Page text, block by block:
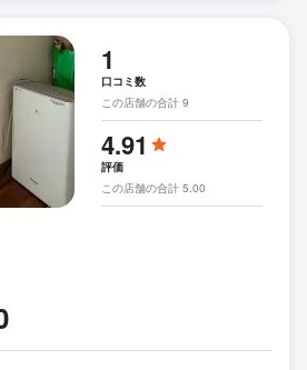
1
口コミ数
この店舗の合計 9
4.91
評価
この店舗の合計 5.00